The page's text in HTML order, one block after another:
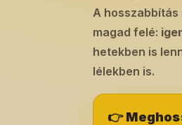
A hosszabbítás
magad felé:
hetekben is
lélekben is.
👉